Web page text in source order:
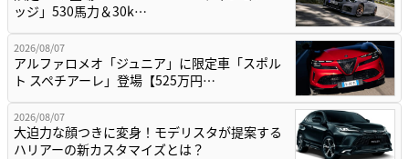
ッジ」530馬力＆30k…
2026/08/07
アルファロメオ「ジュニア」に限定車「スポル
ト スペチアーレ」登場【525万円…
2026/08/07
大迫力な顔つきに変身！モデリスタが提案する
ハリアーの新カスタマイズとは？